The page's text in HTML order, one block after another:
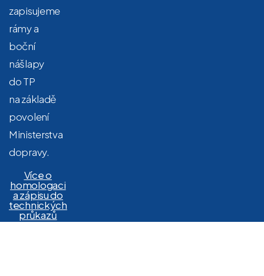
zapisujeme
rámy a
boční
nášlapy
do TP
na základě
povolení
Ministerstva
dopravy.
Více o
homologaci
a zápisu do
technických
průkazů